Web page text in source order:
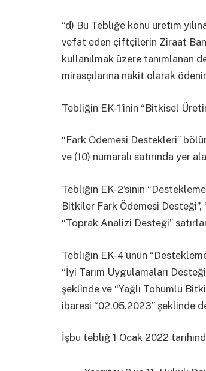
“d) Bu Tebliğe konu üretim
vefat eden çiftçilerin Ziraat
kullanılmak üzere tanımlanan
mirasçılarına nakit olarak
Tebliğin EK-1’inin “Bitkisel
“Fark Ödemesi Destekleri”
ve (10) numaralı satırında yer
Tebliğin EK-2’sinin
Bitkiler Fark Ödemesi Desteği”,
“Toprak Analizi Desteği”
Tebliğin EK-4’ünün
“İyi Tarım Uygulamaları
şeklinde ve “Yağlı Tohumlu
ibaresi “02.05.2023” şeklinde
İşbu tebliğ 1 Ocak 2022